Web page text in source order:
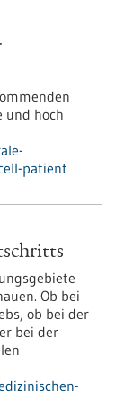
und hoch
patient
Ob bei
ob bei der
bei der